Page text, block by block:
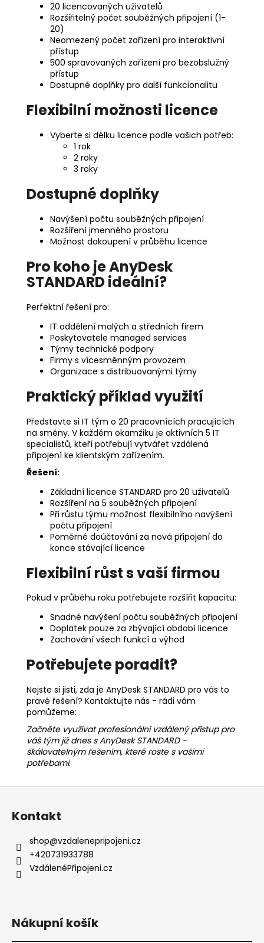
20 licencovaných uživatelů
Rozšiřitelný počet souběžných připojení (1-
20)
Neomezený počet zařízení pro interaktivní
přístup
500 spravovaných zařízení pro bezobslužný
přístup
Dostupné doplňky pro další funkcionalitu
Flexibilní možnosti licence
Vyberte si délku licence podle vašich potřeb:
1 rok
2 roky
3 roky
Dostupné doplňky
Navýšení počtu souběžných připojení
Rozšíření jmenného prostoru
Možnost dokoupení v průběhu licence
Pro koho je AnyDesk
STANDARD ideální?
Perfektní řešení pro:
IT oddělení malých a středních firem
Poskytovatele managed services
Týmy technické podpory
Firmy s vícesměnným provozem
Organizace s distribuovanými týmy
Praktický příklad využití
Představte si IT tým o 20 pracovnících pracujících
na směny. V každém okamžiku je aktivních 5 IT
specialistů, kteří potřebují vytvářet vzdálená
připojení ke klientským zařízením.
Řešení:
Základní licence STANDARD pro 20 uživatelů
Rozšíření na 5 souběžných připojení
Při růstu týmu možnost flexibilního navýšení
počtu připojení
Poměrné doúčtování za nová připojení do
konce stávající licence
Flexibilní růst s vaší firmou
Pokud v průběhu roku potřebujete rozšířit kapacitu:
Snadné navýšení počtu souběžných připojení
Doplatek pouze za zbývající období licence
Zachování všech funkcí a výhod
Potřebujete poradit?
Nejste si jisti, zda je AnyDesk STANDARD pro vás to
pravé řešení? Kontaktujte nás - rádi vám
pomůžeme:
Začněte využívat profesionální vzdálený přístup pro
váš tým již dnes s AnyDesk STANDARD -
škálovatelným řešením, které roste s vašimi
potřebami.
Kontakt
shop@vzdalenepripojeni.cz
+420731933788
VzdálenéPřipojeni.cz
Nákupní košík